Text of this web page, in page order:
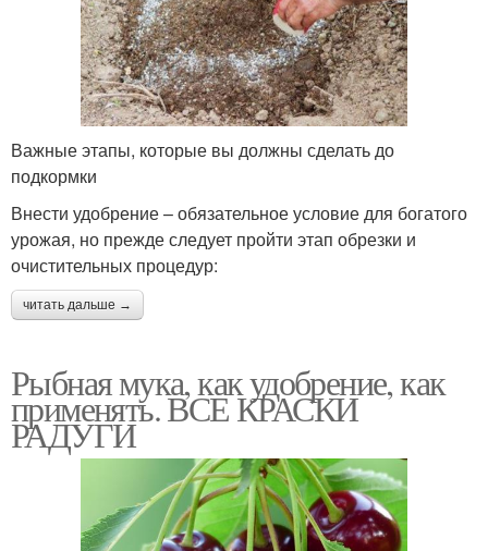
Важные этапы, которые вы должны сделать до
подкормки
Внести удобрение – обязательное условие для богатого
урожая, но прежде следует пройти этап обрезки и
очистительных процедур:
читать дальше →
Рыбная мука, как удобрение, как
применять. ВСЕ КРАСКИ
РАДУГИ